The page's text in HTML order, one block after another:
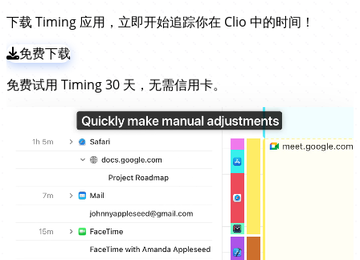
下载 Timing 应用，立即开始追踪你在 Clio 中的时间！
免费下载
免费试用 Timing 30 天，无需信用卡。